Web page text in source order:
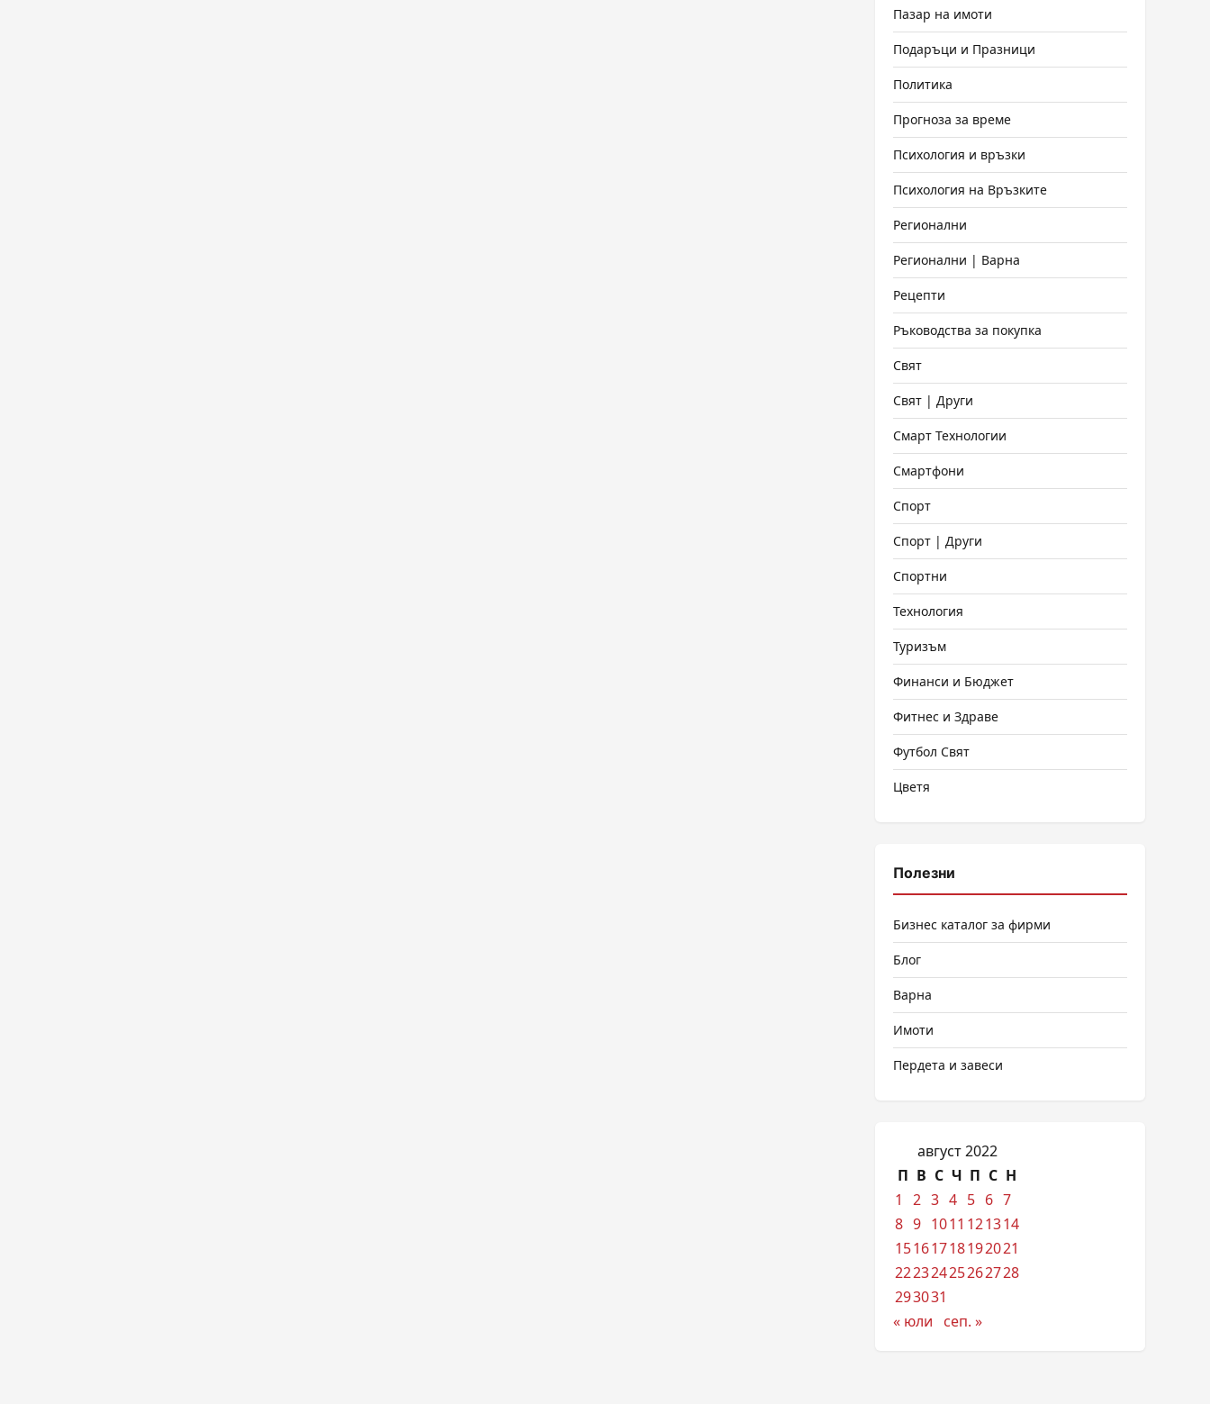
Пазар на имоти
Подаръци и Празници
Политика
Прогноза за време
Психология и връзки
Психология на Връзките
Регионални
Регионални | Варна
Рецепти
Ръководства за покупка
Свят
Свят | Други
Смарт Технологии
Смартфони
Спорт
Спорт | Други
Спортни
Технология
Туризъм
Финанси и Бюджет
Фитнес и Здраве
Футбол Свят
Цветя
Полезни
Бизнес каталог за фирми
Блог
Варна
Имоти
Пердета и завеси
август 2022
П В С Ч П С Н
1
2 3 4 5 6 7
8 9 1011 121314
15161718192021
22232425262728
293031
« юли
сеп. »